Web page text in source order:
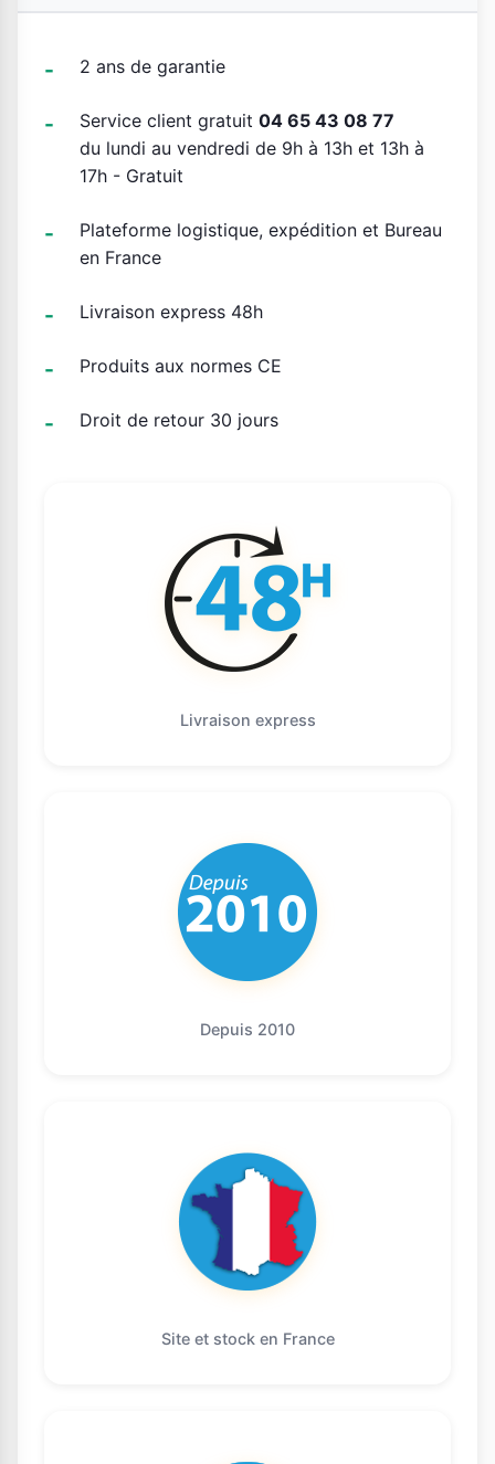
2 ans de garantie
Service client gratuit 04 65 43 08 77
du lundi au vendredi de 9h à 13h et 13h à
17h - Gratuit
Plateforme logistique, expédition et Bureau
en France
Livraison express 48h
Produits aux normes CE
Droit de retour 30 jours
Livraison express
Depuis 2010
Site et stock en France